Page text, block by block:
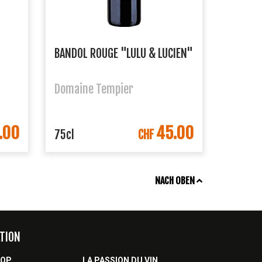
BANDOL ROUGE "LULU & LUCIEN"
Domaine Tempier
IN DEN WARENKORB
75cl CHF45.00
NACH OBEN